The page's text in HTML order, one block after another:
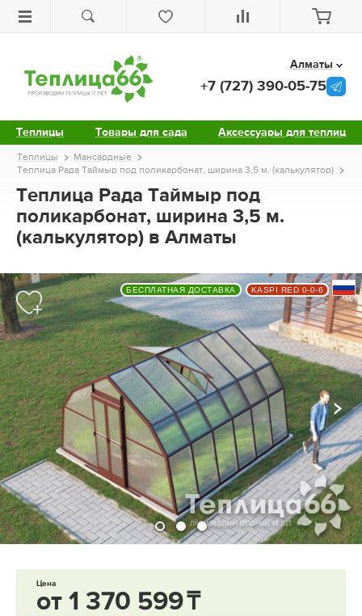
Теплицы Товары для сада Аксессуары для теплиц
Алматы
+7 (727) 390-05-75
Теплицы
Мансардные
Теплица Рада Таймыр под поликарбонат, ширина 3,5 м. (калькулятор)
Теплица Рада Таймыр под
поликарбонат, ширина 3,5 м.
(калькулятор) в Алматы
БЕСПЛАТНАЯ ДОСТАВКА KASPI RED 0-0-6
Цена
от 1 370 599